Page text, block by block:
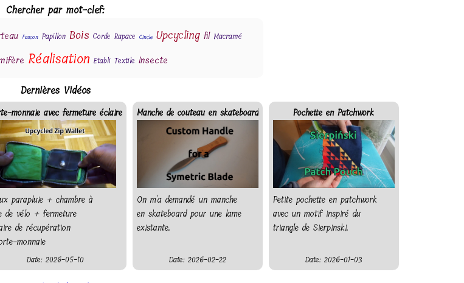
Chercher par mot-clef:
Faucon Papillon Bois Corde Rapace Cincle Upcycling fil Macramé
Réalisation Etabli Textile Insecte
Dernières Vidéos
monnaie avec fermeture éclaire
parapluie + chambre à
de vélo + fermeture
de récupération
monnaie
Date: 2026-05-10
Manche de couteau en skateboard
On m'a demandé un manche
en skateboard pour une lame
existante.
Date: 2026-02-22
Pochette en Patchwork
Petite pochette en patchwork
avec un motif inspiré du
triangle de Sierpinski.
Date: 2026-01-03